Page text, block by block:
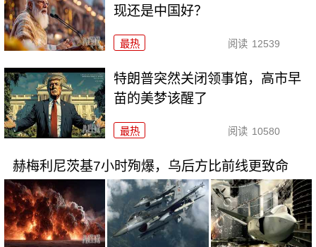
现还是中国好？
最热 阅读 12539
特朗普突然关闭领事馆，高市早
苗的美梦该醒了
最热 阅读 10580
赫梅利尼茨基7小时殉爆，乌后方比前线更致命